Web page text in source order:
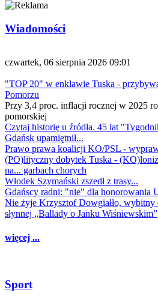
Wiadomości
czwartek, 06 sierpnia 2026 09:01
"TOP 20" w enklawie Tuska -
Pomorzu
Przy 3,4 proc. inflacji rocznej w 2025
pomorskiej
Czytaj historię u źródła. 45 lat
Gdańsk upamiętnił...
Prawo prawa koalicji KO/PSL -
(PO)lityczny dobytek Tuska -
na... garbach chorych
Włodek Szymański zszedł z trasy...
Gdańscy radni: "nie" dla honorowania
Nie żyje Krzysztof Dowgiałło,
słynnej „Ballady o Janku Wiśniewskim”
więcej ...
Sport